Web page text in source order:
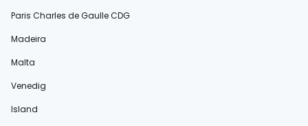
Paris Charles de Gaulle CDG
Madeira
Malta
Venedig
Island